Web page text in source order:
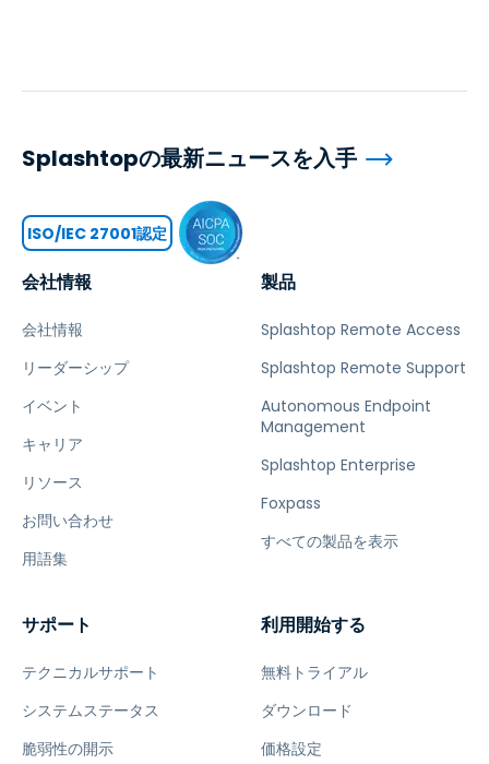
会社情報
会社情報
リーダーシップ
イベント
キャリア
リソース
お問い合わせ
用語集
製品
Splashtop Remote Access
Splashtop Remote Support
Autonomous Endpoint
Management
Splashtop Enterprise
Foxpass
すべての製品を表示
サポート
テクニカルサポート
システムステータス
脆弱性の開示
利用開始する
無料トライアル
ダウンロード
価格設定
Splashtopの最新ニュースを入手
ISO/IEC 27001認定